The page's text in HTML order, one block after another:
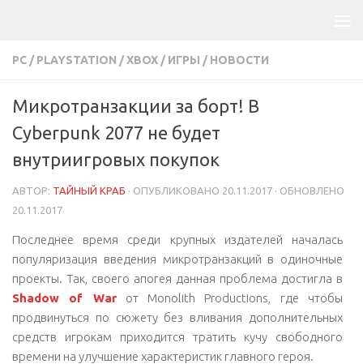
PC / PLAYSTATION /XBOX / ИГРЫ / НОВОСТИ
Микротранзакции за борт! В
Cyberpunk 2077 не будет
внутриигровых покупок
АВТОР: ТАЙНЫЙ КРАБ · ОПУБЛИКОВАНО 20.11.2017 · ОБНОВЛЕНО
20.11.2017
Последнее время среди крупных издателей началась
популяризация введения микротранзакций в одиночные
проекты. Так, своего апогея данная проблема достигла в
Shadow of Warот Monolith Productions, где чтобы
продвинуться по сюжету без вливания дополнительных
средств игрокам приходится тратить кучу свободного
времени на улучшение характеристик главного героя.